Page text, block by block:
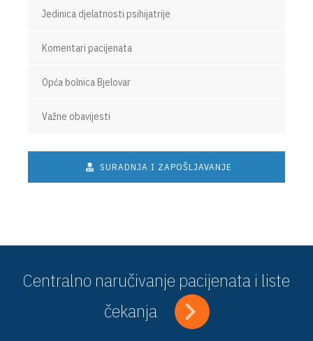
Jedinica djelatnosti psihijatrije
Komentari pacijenata
Opća bolnica Bjelovar
Važne obavijesti
SURADNJA I ZAPOŠLJAVANJE
Centralno naručivanje pacijenata i liste
čekanja